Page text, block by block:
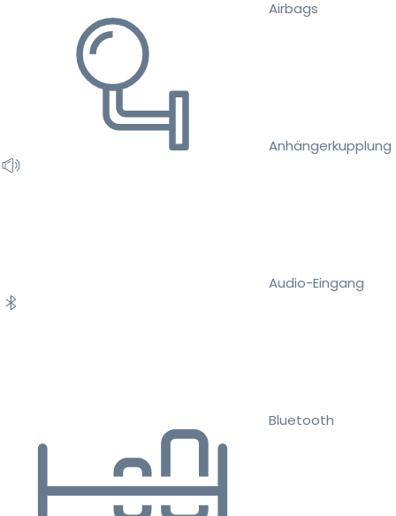
Airbags
Anhängerkupplung
Audio-Eingang
Bluetooth